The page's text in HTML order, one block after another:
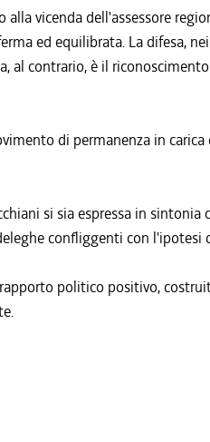
vicenda dell'assessore
ed equilibrata. La difesa,
al contrario, è il
di permanenza in
si sia espressa in
confliggenti con l'ipotesi
politico positivo,